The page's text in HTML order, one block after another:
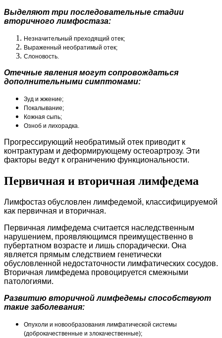
Выделяют три последовательные стадии
вторичного лимфостаза:
Незначительный преходящий отек;
Выраженный необратимый отек;
Слоновость.
Отечные явления могут сопровождаться
дополнительными симптомами:
Зуд и жжение;
Покалывание;
Кожная сыпь;
Озноб и лихорадка.
Прогрессирующий необратимый отек приводит к
контрактурам и деформирующему остеоартрозу. Эти
факторы ведут к ограничению функциональности.
Первичная и вторичная лимфедема
Лимфостаз обусловлен лимфедемой, классифицируемой
как первичная и вторичная.
Первичная лимфедема считается наследственным
нарушением, проявляющимся преимущественно в
пубертатном возрасте и лишь спорадически. Она
является прямым следствием генетически
обусловленной недостаточности лимфатических сосудов.
Вторичная лимфедема провоцируется смежными
патологиями.
Развитию вторичной лимфедемы способствуют
такие заболевания:
Опухоли и новообразования лимфатической системы
(доброкачественные и злокачественные);